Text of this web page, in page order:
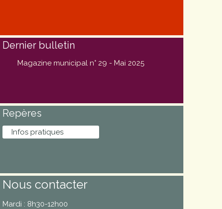
Dernier bulletin
Magazine municipal n° 29 - Mai 2025
Repères
Infos pratiques
Nous contacter
Mardi : 8h30-12h00